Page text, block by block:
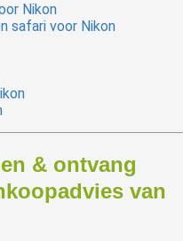
Nikon
safari voor Nikon
& ontvang
van